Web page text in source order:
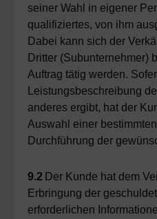
seiner Wahl in eigener
qualifiziertes, von ihm
Dabei kann sich der
Dritter (Subunternehmer)
Auftrag tätig werden.
Leistungsbeschreibung
anderes ergibt, hat der
Auswahl einer
Durchführung der
9.2 Der Kunde hat dem
Erbringung der
erforderlichen